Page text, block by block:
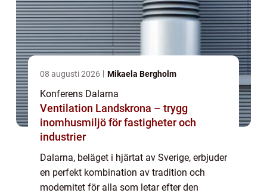
08 augusti 2026 Mikaela Bergholm
Konferens Dalarna
Ventilation Landskrona – trygg
inomhusmiljö för fastigheter och
industrier
Dalarna, beläget i hjärtat av Sverige, erbjuder
en perfekt kombination av tradition och
modernitet för alla som letar efter den